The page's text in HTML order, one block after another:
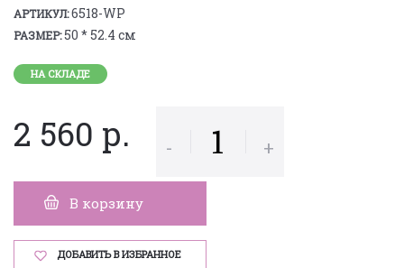
АРТИКУЛ:6518-WP
РАЗМЕР:50 * 52.4 см
НА СКЛАДЕ
2 560 р. - +
В корзину
ДОБАВИТЬ В ИЗБРАННОЕ